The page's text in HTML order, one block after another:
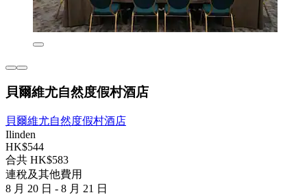
貝爾維尤自然度假村酒店
貝爾維尤自然度假村酒店
Ilinden
HK$544
合共 HK$583
連稅及其他費用
8 月 20 日 - 8 月 21 日